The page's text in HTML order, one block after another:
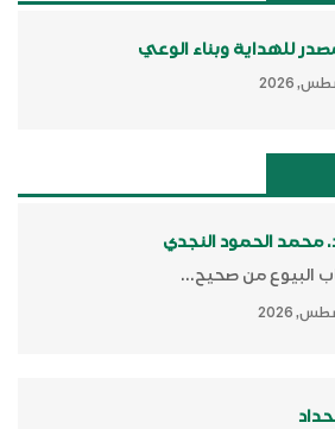
مصدر للهداية وبناء الوعي
محمد الحمود النجدي
البيوع من صحيح...